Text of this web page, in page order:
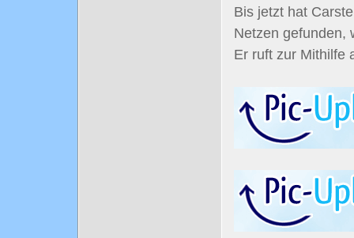
Bis jetzt hat
Netzen gefunden,
Er ruft zur Mithilfe